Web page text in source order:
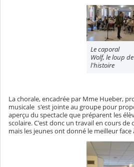
Le caporal
Wolf, le loup de
l'histoire
La chorale, encadrée par Mme Hueber,
musicale s'est jointe au groupe pour
aperçu du spectacle que préparent les
scolaire. C'est donc un travail en cours
mais les jeunes ont donné le meilleur face